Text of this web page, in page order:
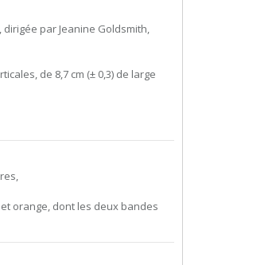
par Jeanine Goldsmith,
de 8,7 cm (± 0,3) de large
orange, dont les deux bandes